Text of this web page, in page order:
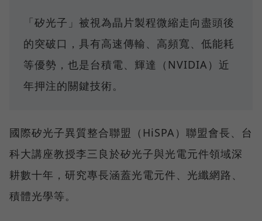
「矽光子」被視為晶片製程微縮走向盡頭後
的突破口，具有高速傳輸、高頻寬、低能耗
等優勢，也是台積電、輝達（NVIDIA）近
年押注的關鍵技術。
國際矽光子異質整合聯盟（HiSPA）聯盟會長、台
科大講座教授李三良於矽光子與光電元件領域深
耕數十年，研究專長涵蓋光電元件、光纖網路、
積體光學等。